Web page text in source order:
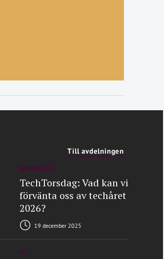
Till avdelningen
BRANSCHEN
TechTorsdag: Vad kan vi
förvänta oss av techåret
2026?
19 december 2025
AI